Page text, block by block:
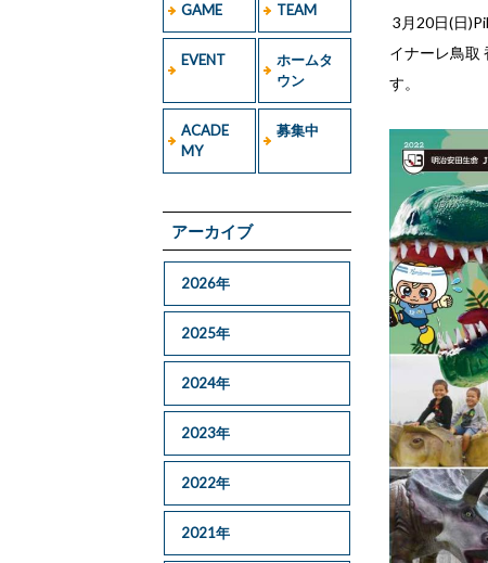
GAME TEAM
EVENT
ホームタ
ウン
ACADE
MY
募集中
アーカイブ
2026年
2025年
2024年
2023年
2022年
2021年
3月20日(日
イナーレ鳥取
す。